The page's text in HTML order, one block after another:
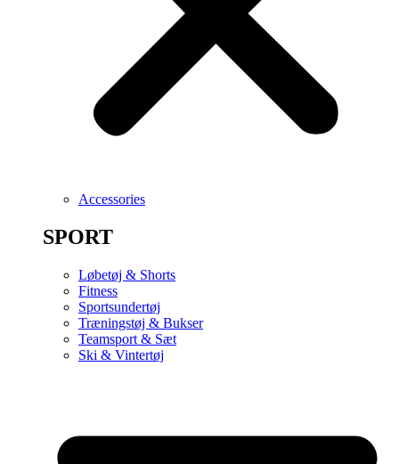
Accessories
SPORT
Løbetøj & Shorts
Fitness
Sportsundertøj
Træningstøj & Bukser
Teamsport & Sæt
Ski & Vintertøj